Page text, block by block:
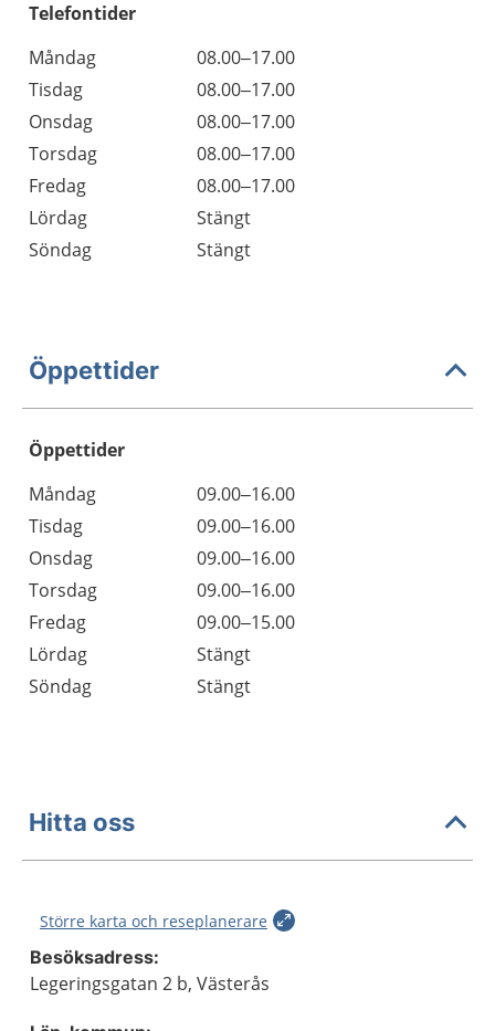
Telefontider
Måndag
08.00–17.00
Tisdag
08.00–17.00
Onsdag
08.00–17.00
Torsdag
08.00–17.00
Fredag
08.00–17.00
Lördag
Stängt
Söndag
Stängt
Öppettider
Öppettider
Dag
Öppettider
Kommentarer
Måndag
09.00–16.00
Tisdag
09.00–16.00
Onsdag
09.00–16.00
Torsdag
09.00–16.00
Fredag
09.00–15.00
Lördag
Stängt
Söndag
Stängt
Hitta oss
Större karta och reseplanerare
Besöksadress:
Legeringsgatan 2 b, Västerås